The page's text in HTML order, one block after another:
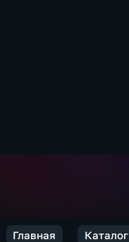
Главная Каталог